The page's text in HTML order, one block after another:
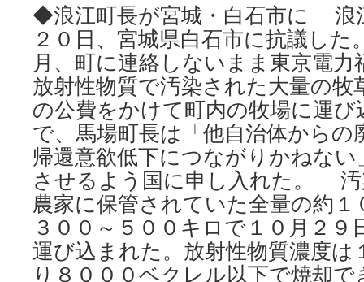
秋
／
止
諦
め
な
い、
ま
な
ざ
し
に
力
医
師・
肥
◆浪江町長が宮城・白石市に 浪
２０日、宮城県白石市に抗議した
月、町に連絡しないまま東京電力
放射性物質で汚染された大量の牧
の公費をかけて町内の牧場に運
で、馬場町長は「他自治体からの
帰還意欲低下につながりかねな
させるよう国に申し入れた。 汚
農家に保管されていた全量の約
３００～５００キロで１０月２９
運び込まれた。放射性物質濃度
り８０００ベクレル以下で焼却